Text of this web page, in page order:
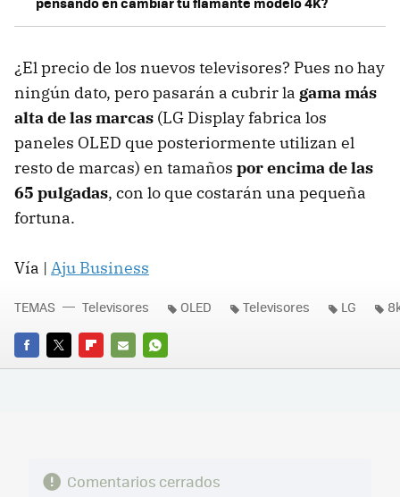
¿El precio de los nuevos televisores? Pues no hay
ningún dato, pero pasarán a cubrir la gama más
alta de las marcas (LG Display fabrica los
paneles OLED que posteriormente utilizan el
resto de marcas) en tamaños por encima de las
65 pulgadas, con lo que costarán una pequeña
fortuna.
Vía | Aju Business
FACEBOOK
TWITTERFLIPBOARD
E-
WHATSAPP
TEMAS Televisores OLED Televisores LG
Comentarios cerrados